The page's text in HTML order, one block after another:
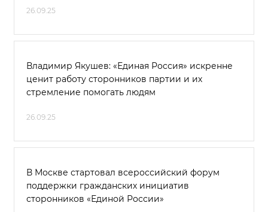
26.09.25
Владимир Якушев: «Единая Россия» искренне
ценит работу сторонников партии и их
стремление помогать людям
26.09.25
В Москве стартовал всероссийский форум
поддержки гражданских инициатив
сторонников «Единой России»